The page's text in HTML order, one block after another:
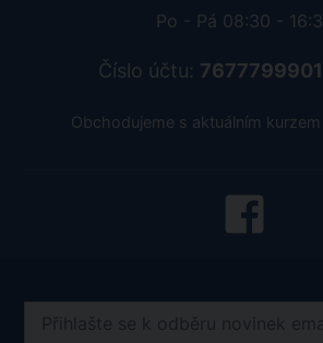
Po - Pá 08:30 -
Číslo účtu:
Obchodujeme s aktuálním kurzem